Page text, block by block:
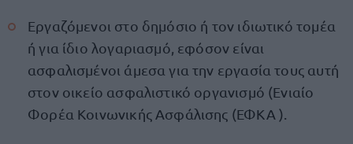
Εργαζόμενοι στο δημόσιο ή τον ιδιωτικό τομέα
ή για ίδιο λογαριασμό, εφόσον είναι
ασφαλισμένοι άμεσα για την εργασία τους αυτή
στον οικείο ασφαλιστικό οργανισμό (Ενιαίο
Φορέα Κοινωνικής Ασφάλισης (ΕΦΚΑ ).